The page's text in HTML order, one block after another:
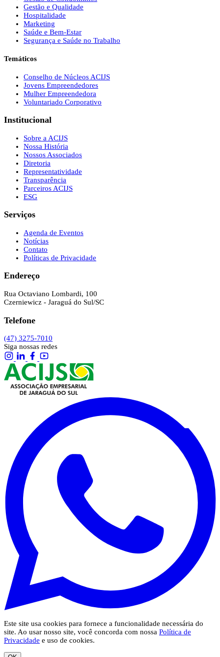
Gestão e Qualidade
Hospitalidade
Marketing
Saúde e Bem-Estar
Segurança e Saúde no Trabalho
Temáticos
Conselho de Núcleos ACIJS
Jovens Empreendedores
Mulher Empreendedora
Voluntariado Corporativo
Institucional
Sobre a ACIJS
Nossa História
Nossos Associados
Diretoria
Representatividade
Transparência
Parceiros ACIJS
ESG
Serviços
Agenda de Eventos
Notícias
Contato
Políticas de Privacidade
Endereço
Rua Octaviano Lombardi, 100
Czerniewicz - Jaraguá do Sul/SC
Telefone
(47) 3275-7010
Siga nossas redes
Este site usa cookies para fornece a funcionalidade necessária do
site. Ao usar nosso site, você concorda com nossa Política de
Privacidade e uso de cookies.